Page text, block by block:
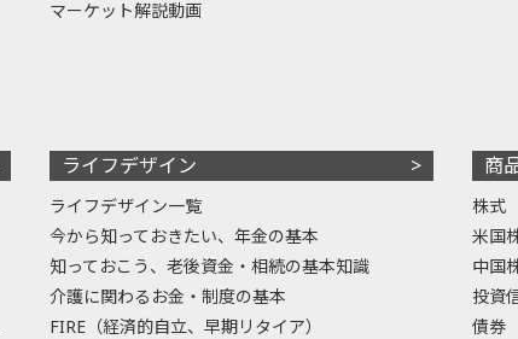
マーケット解説動画
ライフデザイン
ライフデザイン一覧
今から知っておきたい、年金の基本
知っておこう、老後資金・相続の基本知識
介護に関わるお金・制度の基本
FIRE（経済的自立、早期リタイア）
商
株式
米国
中国
投資
債券